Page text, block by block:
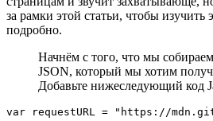
за рамки этой статьи, чтобы изучить
подробно.
Начнём с того, что мы
JSON, который мы хотим
Добавьте нижеследующий код
var requestURL =
"https://